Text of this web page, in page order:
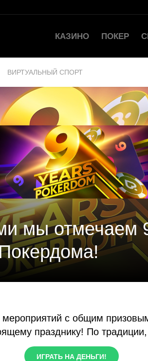
КАЗИНО ПОКЕР
ВИРТУАЛЬНЫЙ СПОРТ
мы отмечаем
мероприятий с общим
празднику! По
ИГРАТЬ НА ДЕНЬГИ!